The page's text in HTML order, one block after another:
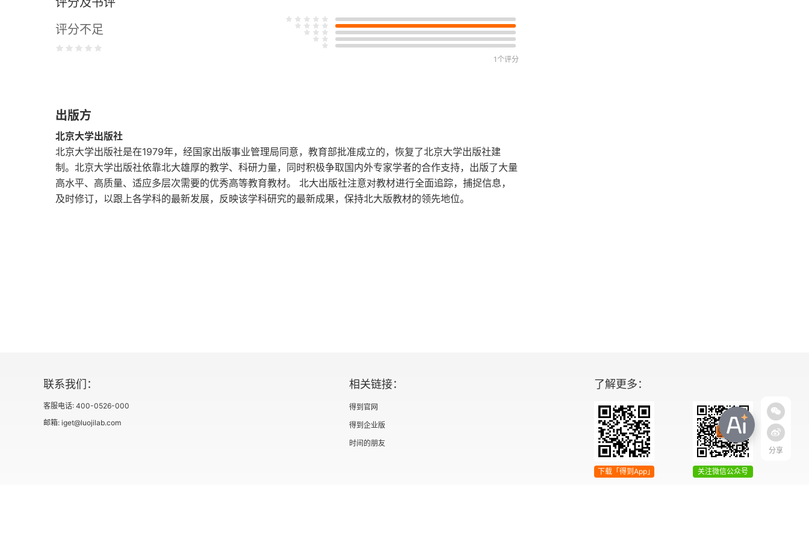
评分不足
1个评分
出版方
北京大学出版社
北京大学出版社是在1979年，经国家出版事业管理局同意，教育部批准成立的，恢复了北京大学出版社建
制。北京大学出版社依靠北大雄厚的教学、科研力量，同时积极争取国内外专家学者的合作支持，出版了大量
高水平、高质量、适应多层次需要的优秀高等教育教材。 北大出版社注意对教材进行全面追踪，捕捉信息，
及时修订，以跟上各学科的最新发展，反映该学科研究的最新成果，保持北大版教材的领先地位。
分享
联系我们：
客服电话: 400-0526-000
邮箱: iget@luojilab.com
相关链接：
得到官网
得到企业版
时间的朋友
了解更多：
下载「得到App」 关注微信公众号